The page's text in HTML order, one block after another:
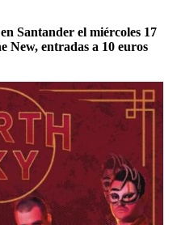
Santander el miércoles 17
New, entradas a 10 euros